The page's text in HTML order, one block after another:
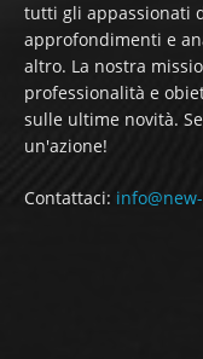
tutti gli appassionati
approfondimenti e
altro. La nostra
professionalità e
sulle ultime novità.
un'azione!
Contattaci: